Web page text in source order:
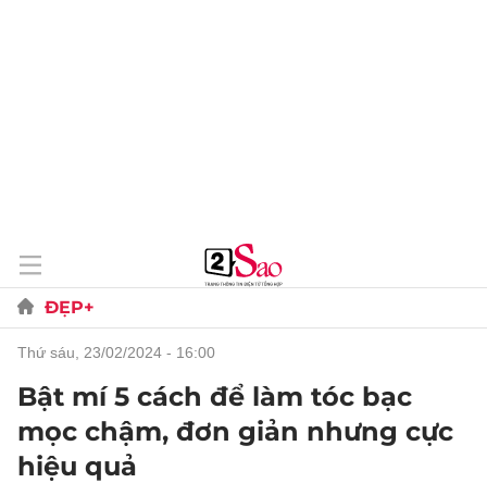
ĐẸP+
thứ sáu, 23/02/2024 - 16:00
Bật mí 5 cách để làm tóc bạc
mọc chậm, đơn giản nhưng cực
hiệu quả